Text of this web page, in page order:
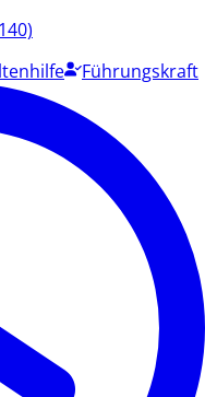
Führungskraft